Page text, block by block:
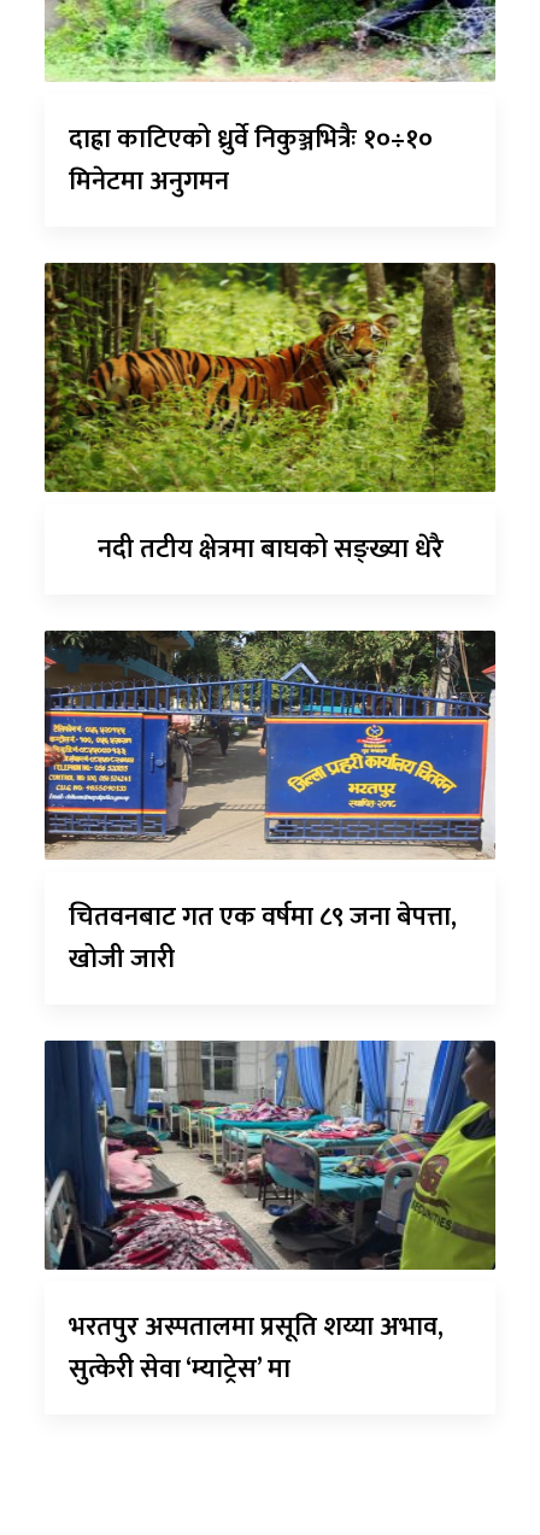
दाह्रा काटिएको ध्रुर्वे निकुञ्जभित्रैः १०÷१०
मिनेटमा अनुगमन
नदी तटीय क्षेत्रमा बाघको सङ्ख्या धेरै
चितवनबाट गत एक वर्षमा ८९ जना बेपत्ता,
खोजी जारी
भरतपुर अस्पतालमा प्रसूति शय्या अभाव,
सुत्केरी सेवा ‘म्याट्रेस’ मा